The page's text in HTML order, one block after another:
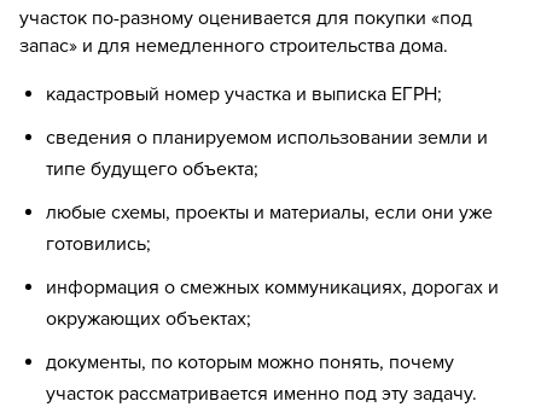
участок по-разному оценивается для покупки «под
запас» и для немедленного строительства дома.
кадастровый номер участка и выписка ЕГРН;
сведения о планируемом использовании земли и
типе будущего объекта;
любые схемы, проекты и материалы, если они уже
готовились;
информация о смежных коммуникациях, дорогах и
окружающих объектах;
документы, по которым можно понять, почему
участок рассматривается именно под эту задачу.